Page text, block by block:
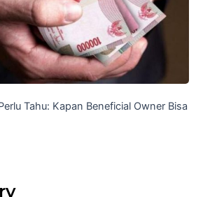
Tahu: Kapan Beneficial Owner Bisa